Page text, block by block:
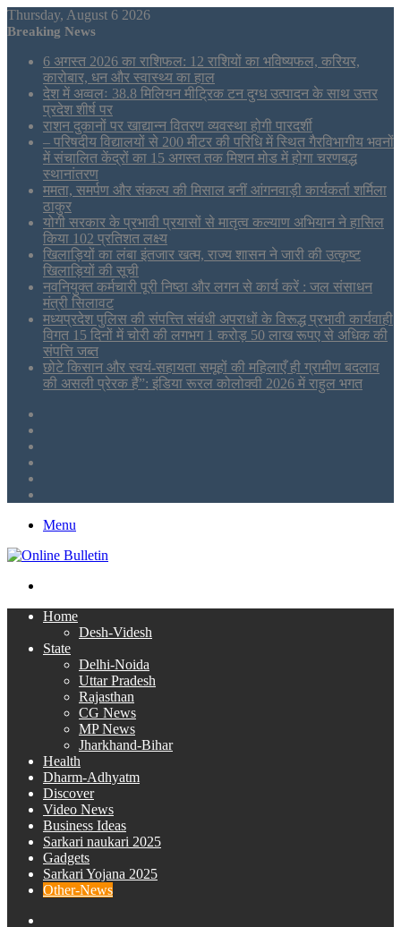
Thursday, August 6 2026
Breaking News
6 अगस्त 2026 का राशिफल: 12 राशियों का भविष्यफल, करियर,
कारोबार, धन और स्वास्थ्य का हाल
देश में अव्वलः 38.8 मिलियन मीट्रिक टन दुग्ध उत्पादन के साथ उत्तर
प्रदेश शीर्ष पर
राशन दुकानों पर खाद्यान्न वितरण व्यवस्था होगी पारदर्शी
– परिषदीय विद्यालयों से 200 मीटर की परिधि में स्थित गैरविभागीय भवनों
में संचालित केंद्रों का 15 अगस्त तक मिशन मोड में होगा चरणबद्ध
स्थानांतरण
ममता, समर्पण और संकल्प की मिसाल बनीं आंगनवाड़ी कार्यकर्ता शर्मिला
ठाकुर
योगी सरकार के प्रभावी प्रयासों से मातृत्व कल्याण अभियान ने हासिल
किया 102 प्रतिशत लक्ष्य
खिलाड़ियों का लंबा इंतजार खत्म, राज्य शासन ने जारी की उत्कृष्ट
खिलाड़ियों की सूची
नवनियुक्त कर्मचारी पूरी निष्ठा और लगन से कार्य करें : जल संसाधन
मंत्री सिलावट
मध्यप्रदेश पुलिस की संपत्त्ति संबंधी अपराधों के विरूद्ध प्रभावी कार्यवाही
विगत 15 दिनों में चोरी की लगभग 1 करोड़ 50 लाख रूपए से अधिक की
संपत्ति जब्‍त
छोटे किसान और स्वयं-सहायता समूहों की महिलाएँ ही ग्रामीण बदलाव
की असली प्रेरक हैं”: इंडिया रूरल कोलोक्वी 2026 में राहुल भगत
Menu
Home
Desh-Videsh
State
Delhi-Noida
Uttar Pradesh
Rajasthan
CG News
MP News
Jharkhand-Bihar
Health
Dharm-Adhyatm
Discover
Video News
Business Ideas
Sarkari naukari 2025
Gadgets
Sarkari Yojana 2025
Other-News